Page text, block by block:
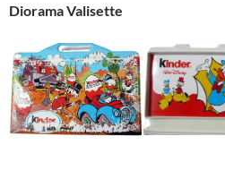
Diorama Valisette